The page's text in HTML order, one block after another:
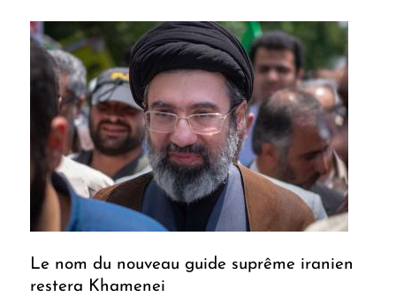
Le nom du nouveau guide suprême iranien
restera Khamenei